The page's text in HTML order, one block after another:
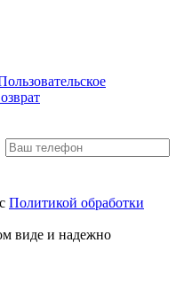
Политикой обработки
виде и надежно